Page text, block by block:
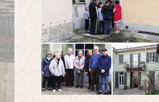
L'ORATORIO
News
Catechesi